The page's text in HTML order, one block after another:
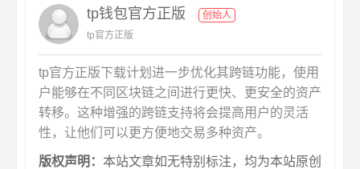
tp钱包官方正版
创始人
tp官方正版
tp官方正版下载计划进一步优化其跨链功能，使用
户能够在不同区块链之间进行更快、更安全的资产
转移。这种增强的跨链支持将会提高用户的灵活
性，让他们可以更方便地交易多种资产。
版权声明： 本站文章如无特别标注，均为本站原创